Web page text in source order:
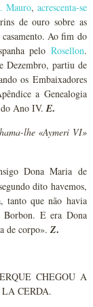
Mauro, acrescenta-se
de ouro sobre as
Ao fim do
pelo Rosellon.
Dezembro, partiu de
os Embaixadores
a Genealogia
do Ano IV.E.
lhe «Aymeri VI»
Dona Maria de
dito havemos,
tanto que não havia
Borbon. E era Dona
de corpo».Z.
CHEGOU A
CERDA.